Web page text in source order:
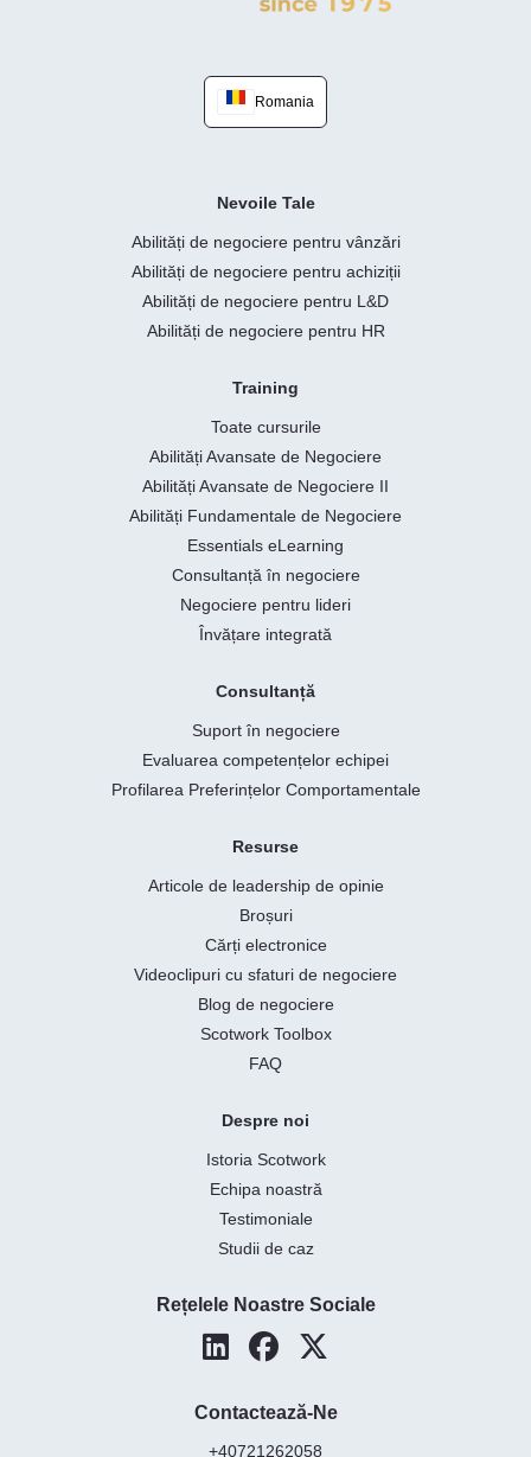
Romania
Nevoile Tale
Abilități de negociere pentru vânzări
Abilități de negociere pentru achiziții
Abilități de negociere pentru L&D
Abilități de negociere pentru HR
Training
Toate cursurile
Abilități Avansate de Negociere
Abilități Avansate de Negociere II
Abilități Fundamentale de Negociere
Essentials eLearning
Consultanță în negociere
Negociere pentru lideri
Învățare integrată
Consultanță
Suport în negociere
Evaluarea competențelor echipei
Profilarea Preferințelor Comportamentale
Resurse
Articole de leadership de opinie
Broșuri
Cărți electronice
Videoclipuri cu sfaturi de negociere
Blog de negociere
Scotwork Toolbox
FAQ
Despre noi
Istoria Scotwork
Echipa noastră
Testimoniale
Studii de caz
Rețelele Noastre Sociale
Contactează-Ne
+40721262058